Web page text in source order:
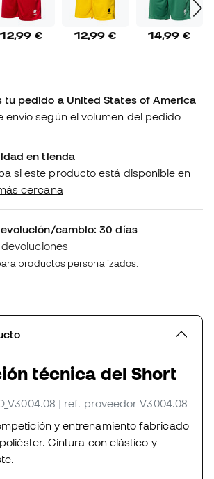
12,99 € 12,99 € 14,99 €
tu pedido a United States of America
envío según el volumen del pedido
en tienda
si este producto está disponible en
cercana
cambio: 30 días
productos personalizados.
técnica del Short
| ref. proveedor V3004.08
y entrenamiento fabricado
Cintura con elástico y